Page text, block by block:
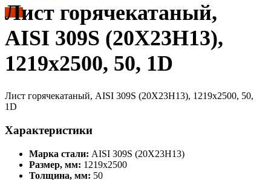
Лист горячекатаный,
AISI 309S (20Х23Н13),
1219х2500, 50, 1D
Лист горячекатаный, AISI 309S (20Х23Н13), 1219х2500, 50,
1D
Характеристики
Марка стали: AISI 309S (20Х23Н13)
Размер, мм: 1219х2500
Толщина, мм: 50